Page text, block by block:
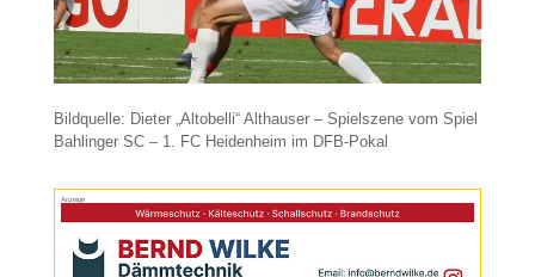
Bildquelle: Dieter „Altobelli“ Althauser – Spielszene vom Spiel
Bahlinger SC – 1. FC Heidenheim im DFB-Pokal
Anzeige